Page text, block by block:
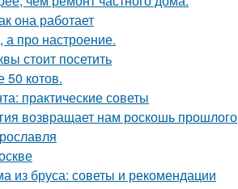
она работает
а про настроение.
стоит посетить
котов.
практические советы
возвращает нам роскошь прошлого
из бруса: советы и рекомендации